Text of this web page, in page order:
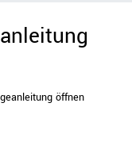
öffnen